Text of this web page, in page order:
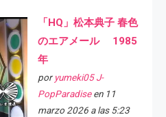
「HQ」松本典子 春色
のエアメール 1985
年
por yumeki05 J-
PopParadiseen 11
marzo 2026 a las 5:23